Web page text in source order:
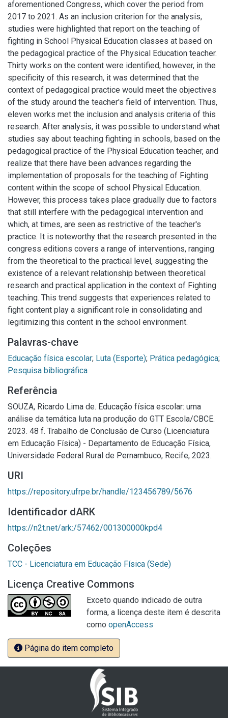
aforementioned Congress, which cover the period from
2017 to 2021. As an inclusion criterion for the analysis,
studies were highlighted that report on the teaching of
fighting in School Physical Education classes at based on
the pedagogical practice of the Physical Education teacher.
Thirty works on the content were identified, however, in the
specificity of this research, it was determined that the
context of pedagogical practice would meet the objectives
of the study around the teacher's field of intervention. Thus,
eleven works met the inclusion and analysis criteria of this
research. After analysis, it was possible to understand what
studies say about teaching fighting in schools, based on the
pedagogical practice of the Physical Education teacher, and
realize that there have been advances regarding the
implementation of proposals for the teaching of Fighting
content within the scope of school Physical Education.
However, this process takes place gradually due to factors
that still interfere with the pedagogical intervention and
which, at times, are seen as restrictive of the teacher's
practice. It is noteworthy that the research presented in the
congress editions covers a range of interventions, ranging
from the theoretical to the practical level, suggesting the
existence of a relevant relationship between theoretical
research and practical application in the context of Fighting
teaching. This trend suggests that experiences related to
fight content play a significant role in consolidating and
legitimizing this content in the school environment.
Palavras-chave
Educação física escolar; Luta (Esporte); Prática pedagógica;
Pesquisa bibliográfica
Referência
SOUZA, Ricardo Lima de. Educação física escolar: uma
análise da temática luta na produção do GTT Escola/CBCE.
2023. 48 f. Trabalho de Conclusão de Curso (Licenciatura
em Educação Física) - Departamento de Educação Física,
Universidade Federal Rural de Pernambuco, Recife, 2023.
URI
https://repository.ufrpe.br/handle/123456789/5676
Identificador dARK
https://n2t.net/ark:/57462/001300000kpd4
Coleções
TCC - Licenciatura em Educação Física (Sede)
Licença Creative Commons
Exceto quando indicado de outra
forma, a licença deste item é descrita
como openAccess
Página do item completo